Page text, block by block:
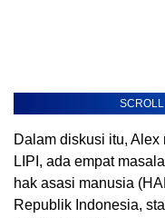
Dalam diskusi itu,
LIPI, ada empat
hak asasi manusia
Republik Indonesia,